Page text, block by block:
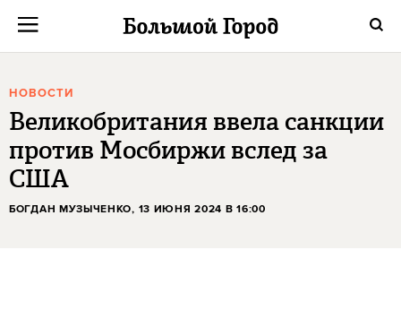
НОВОСТИ
Великобритания ввела санкции
против Мосбиржи вслед за
США
БОГДАН МУЗЫЧЕНКО, 13 ИЮНЯ 2024 В 16:00